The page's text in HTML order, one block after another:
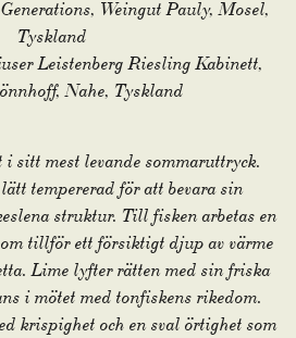
Weingut Pauly, Mosel,
Tyskland
Leistenberg Riesling Kabinett,
Nahe, Tyskland
i sitt mest levande sommaruttryck.
tempererad för att bevara sin
struktur. Till fisken arbetas en
tillför ett försiktigt djup av värme
Lime lyfter rätten med sin friska
i mötet med tonfiskens rikedom.
krispighet och en sval örtighet som